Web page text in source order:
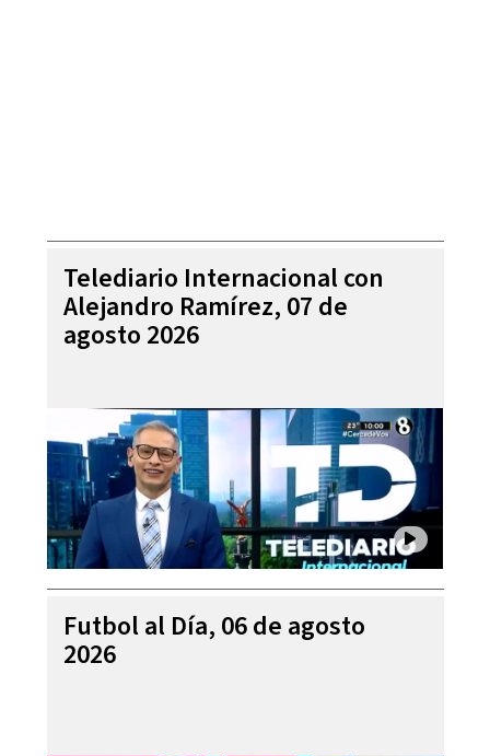
Telediario Internacional con
Alejandro Ramírez, 07 de
agosto 2026
Futbol al Día, 06 de agosto
2026